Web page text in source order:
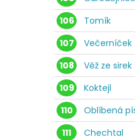
106
Tomík
107
Večerníček
108
Věž ze sirek
109
Koktejl
110
Oblíbená
111
Chechtal